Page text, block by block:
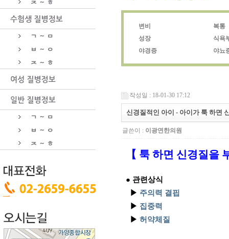
변비
복통
성장
식욕
야경증
야뇨
작성일 : 18-01-30 17:12
신경질적인 아이 - 아이가 툭 하면
글쓴이 : 이광연한의원
【 툭 하면 신경질을
● 관련상식
▶ 주의력 결핍
▶ 집중력
▶허약체질